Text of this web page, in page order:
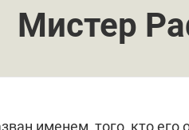
Мистер
именем того, кто